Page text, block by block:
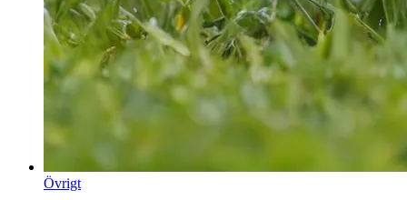
Övrigt